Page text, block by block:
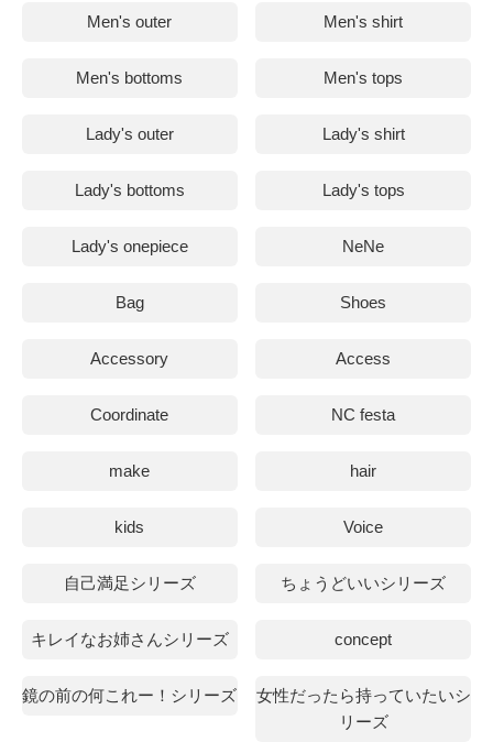
Men's outer Men's shirt
Men's bottoms Men's tops
Lady's outer Lady's shirt
Lady's bottoms Lady's tops
Lady's onepiece NeNe
Bag Shoes
Accessory Access
Coordinate NC festa
make hair
kids Voice
自己満足シリーズ ちょうどいいシリーズ
キレイなお姉さんシリーズ concept
鏡の前の何これー！シリーズ
女性だったら持っていたいシ
リーズ